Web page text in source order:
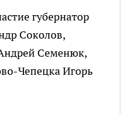
губернатор
Соколов,
Семенюк,
Чепецка Игорь